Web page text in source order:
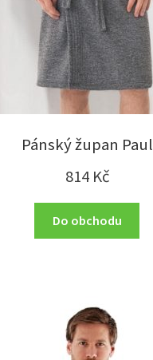
Pánský župan Paul
814 Kč
Do obchodu